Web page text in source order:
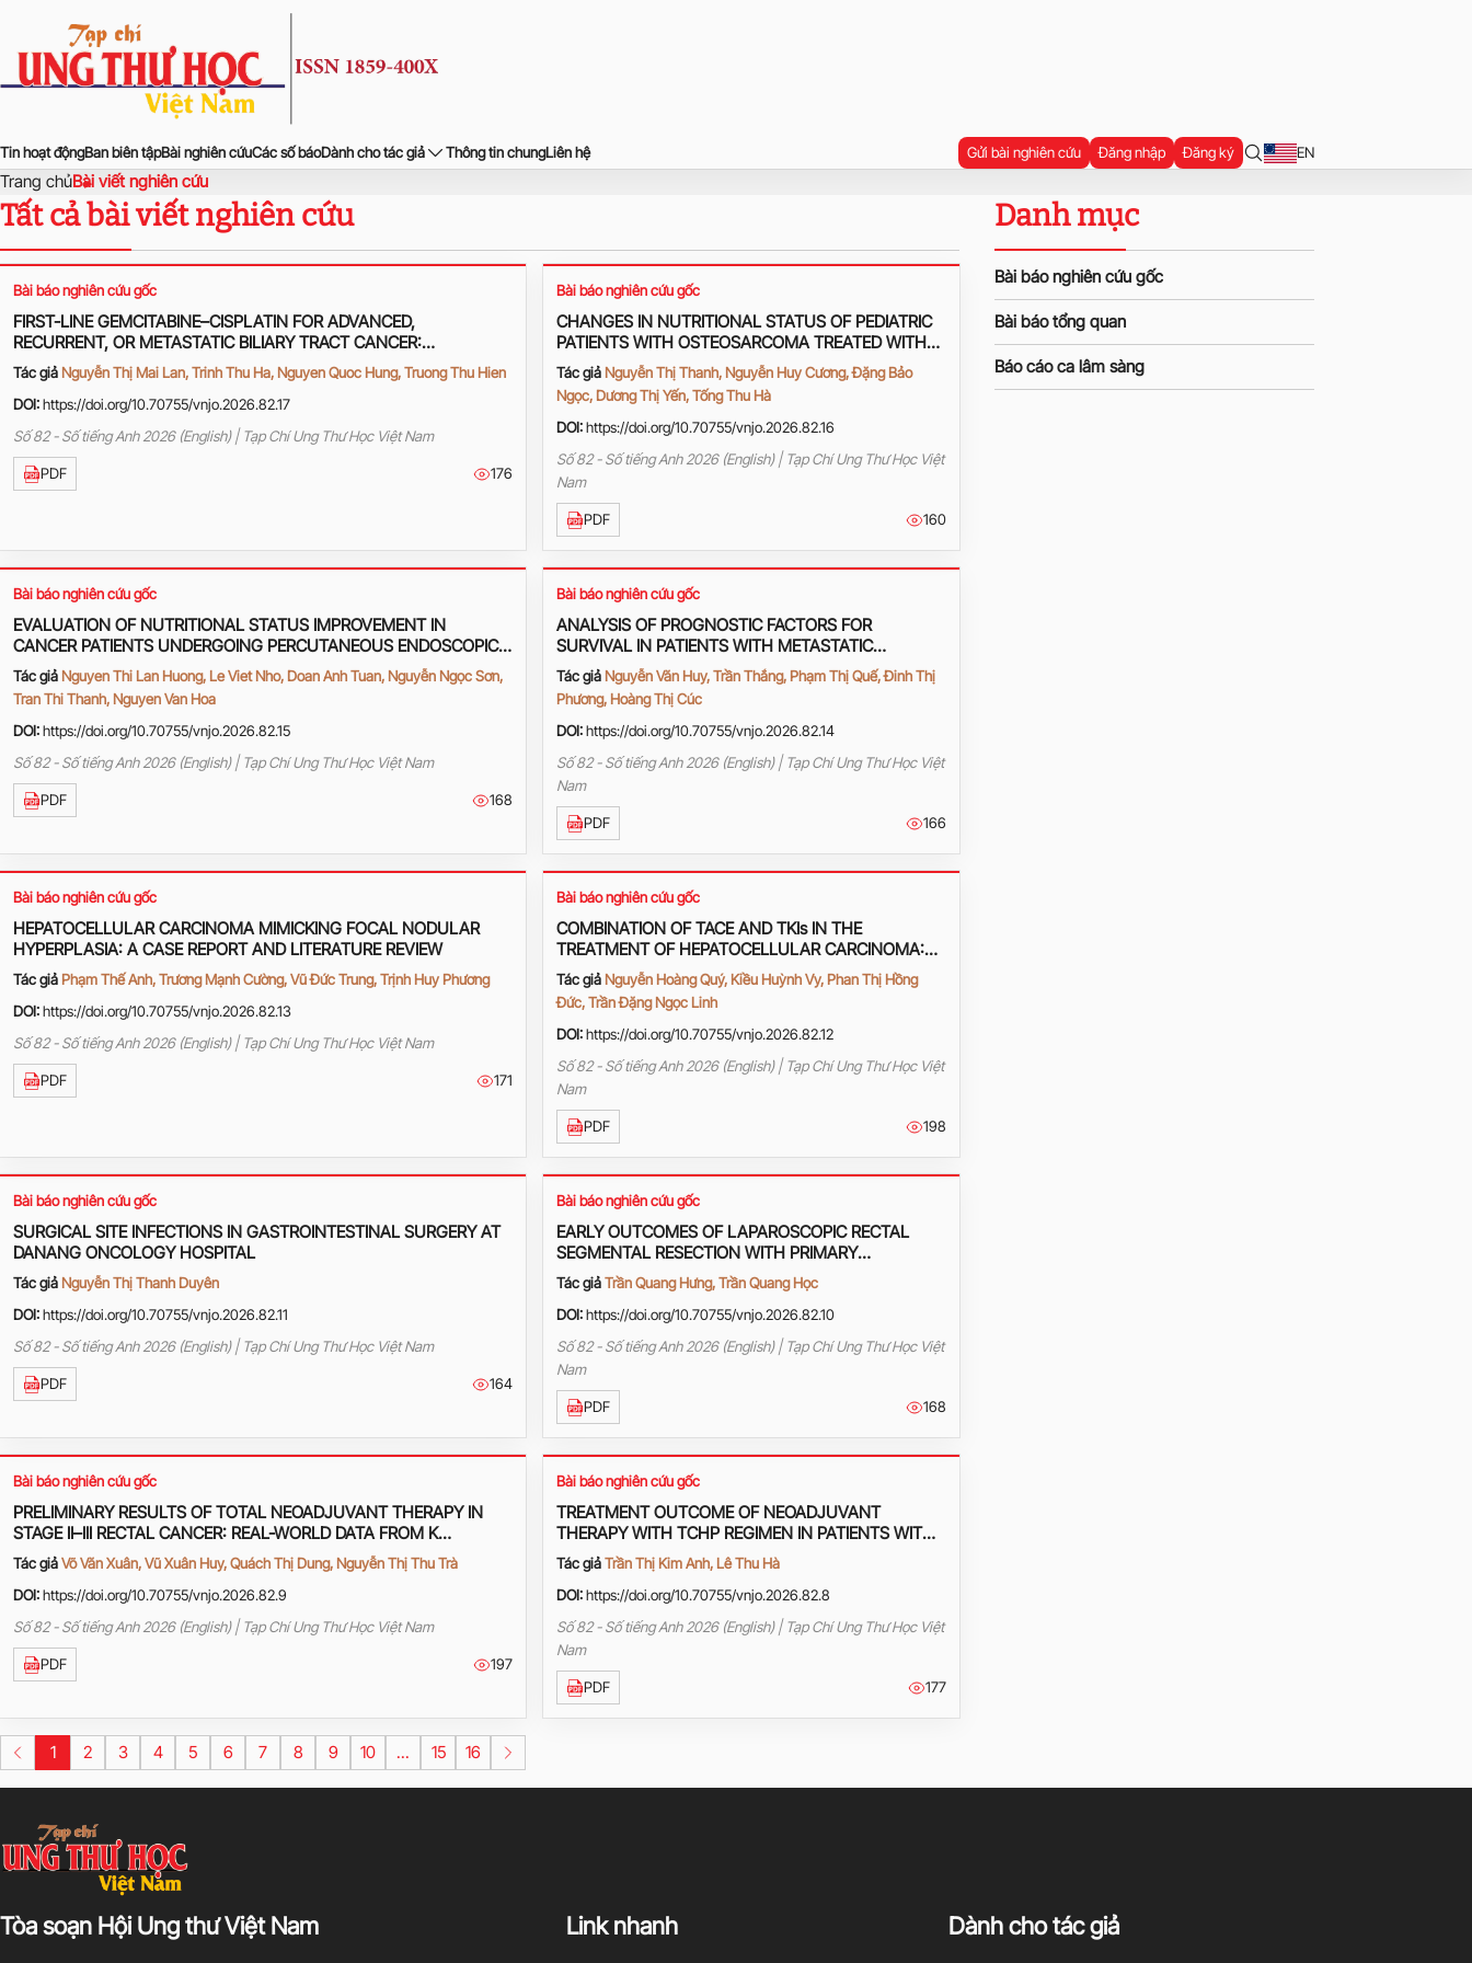
Tin hoạt độngBan biên tậpBài nghiên cứuCác số báoDành cho tác giả Thông tin chungLiên hệ Gửi bài nghiên cứu Đăng nhập Đăng ký EN
Trang chủBài viết nghiên cứu
Tất cả bài viết nghiên cứu
Bài báo nghiên cứu gốc
FIRST-LINE GEMCITABINE–CISPLATIN FOR ADVANCED,
RECURRENT, OR METASTATIC BILIARY TRACT CANCER:
TREATMENT OUTCOMES AT HANOI ONCOLOGY HOSPITAL
Tác giả Nguyễn Thị Mai Lan, Trinh Thu Ha, Nguyen Quoc Hung, Truong Thu Hien
DOI:https://doi.org/10.70755/vnjo.2026.82.17
Số 82 - Số tiếng Anh 2026 (English) | Tạp Chí Ung Thư Học Việt Nam
PDF 176
Bài báo nghiên cứu gốc
CHANGES IN NUTRITIONAL STATUS OF PEDIATRIC
PATIENTS WITH OSTEOSARCOMA TREATED WITH
THE MAP REGIMEN IN 2022–2024 AND
ASSOCIATED FACTORS
Tác giả Nguyễn Thị Thanh, Nguyễn Huy Cương, Đặng Bảo
Ngọc, Dương Thị Yến, Tống Thu Hà
DOI:https://doi.org/10.70755/vnjo.2026.82.16
Số 82 - Số tiếng Anh 2026 (English) | Tạp Chí Ung Thư Học Việt
Nam
PDF 160
Bài báo nghiên cứu gốc
EVALUATION OF NUTRITIONAL STATUS IMPROVEMENT IN
CANCER PATIENTS UNDERGOING PERCUTANEOUS ENDOSCOPIC
GASTROSTOMY (PEG)
Tác giả Nguyen Thi Lan Huong, Le Viet Nho, Doan Anh Tuan, Nguyễn Ngọc Sơn,
Tran Thi Thanh, Nguyen Van Hoa
DOI:https://doi.org/10.70755/vnjo.2026.82.15
Số 82 - Số tiếng Anh 2026 (English) | Tạp Chí Ung Thư Học Việt Nam
PDF 168
Bài báo nghiên cứu gốc
ANALYSIS OF PROGNOSTIC FACTORS FOR
SURVIVAL IN PATIENTS WITH METASTATIC
PANCREATIC CANCER RECEIVING FIRST-LINE
mFOLFIRINOX AT K HOSPITAL
Tác giả Nguyễn Văn Huy, Trần Thắng, Phạm Thị Quế, Đinh Thị
Phương, Hoàng Thị Cúc
DOI:https://doi.org/10.70755/vnjo.2026.82.14
Số 82 - Số tiếng Anh 2026 (English) | Tạp Chí Ung Thư Học Việt
Nam
PDF 166
Bài báo nghiên cứu gốc
HEPATOCELLULAR CARCINOMA MIMICKING FOCAL NODULAR
HYPERPLASIA: A CASE REPORT AND LITERATURE REVIEW
Tác giả Phạm Thế Anh, Trương Mạnh Cường, Vũ Đức Trung, Trịnh Huy Phương
DOI:https://doi.org/10.70755/vnjo.2026.82.13
Số 82 - Số tiếng Anh 2026 (English) | Tạp Chí Ung Thư Học Việt Nam
PDF 171
Bài báo nghiên cứu gốc
COMBINATION OF TACE AND TKIs IN THE
TREATMENT OF HEPATOCELLULAR CARCINOMA:
FROM THEORY TO CLINICAL PRACTICE
Tác giả Nguyễn Hoàng Quý, Kiều Huỳnh Vy, Phan Thị Hồng
Đức, Trần Đặng Ngọc Linh
DOI:https://doi.org/10.70755/vnjo.2026.82.12
Số 82 - Số tiếng Anh 2026 (English) | Tạp Chí Ung Thư Học Việt
Nam
PDF 198
Bài báo nghiên cứu gốc
SURGICAL SITE INFECTIONS IN GASTROINTESTINAL SURGERY AT
DANANG ONCOLOGY HOSPITAL
Tác giả Nguyễn Thị Thanh Duyên
DOI:https://doi.org/10.70755/vnjo.2026.82.11
Số 82 - Số tiếng Anh 2026 (English) | Tạp Chí Ung Thư Học Việt Nam
PDF 164
Bài báo nghiên cứu gốc
EARLY OUTCOMES OF LAPAROSCOPIC RECTAL
SEGMENTAL RESECTION WITH PRIMARY
ANASTOMOSIS IN THE TREATMENT OF RECTAL
CANCER AT VIET TIEP FRIENDSHIP HOSPITAL
Tác giảTrần Quang Hưng, Trần Quang Học
DOI:https://doi.org/10.70755/vnjo.2026.82.10
Số 82 - Số tiếng Anh 2026 (English) | Tạp Chí Ung Thư Học Việt
Nam
PDF 168
Bài báo nghiên cứu gốc
PRELIMINARY RESULTS OF TOTAL NEOADJUVANT THERAPY IN
STAGE II–III RECTAL CANCER: REAL-WORLD DATA FROM K
HOSPITAL
Tác giảVõ Văn Xuân, Vũ Xuân Huy, Quách Thị Dung, Nguyễn Thị Thu Trà
DOI:https://doi.org/10.70755/vnjo.2026.82.9
Số 82 - Số tiếng Anh 2026 (English) | Tạp Chí Ung Thư Học Việt Nam
PDF 197
Bài báo nghiên cứu gốc
TREATMENT OUTCOME OF NEOADJUVANT
THERAPY WITH TCHP REGIMEN IN PATIENTS WITH
HER2+ BREAST CANCER AT HANOI ONCOLOGY
HOSPITAL
Tác giảTrần Thị Kim Anh, Lê Thu Hà
DOI:https://doi.org/10.70755/vnjo.2026.82.8
Số 82 - Số tiếng Anh 2026 (English) | Tạp Chí Ung Thư Học Việt
Nam
PDF 177
1 2 3 4 5 6 7 8 9 10 ... 15 16
Danh mục
Bài báo nghiên cứu gốc
Bài báo tổng quan
Báo cáo ca lâm sàng
Tòa soạn Hội Ung thư Việt Nam Link nhanh Dành cho tác giả